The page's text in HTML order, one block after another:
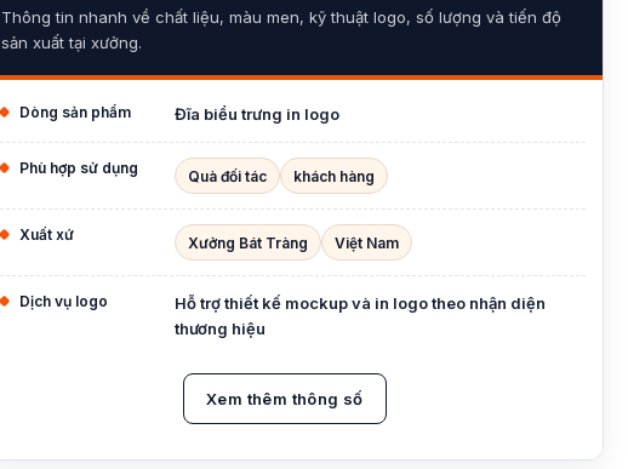
Thông tin nhanh về chất liệu, màu men, kỹ thuật logo, số lượng và tiến độ
sản xuất tại xưởng.
Dòng sản phẩm Đĩa biểu trưng in logo
Phù hợp sử dụng Quà đối tác khách hàng
Xuất xứ Xưởng Bát Tràng Việt Nam
Dịch vụ logo
Hỗ trợ thiết kế mockup và in logo theo nhận diện
thương hiệu
Xem thêm thông số